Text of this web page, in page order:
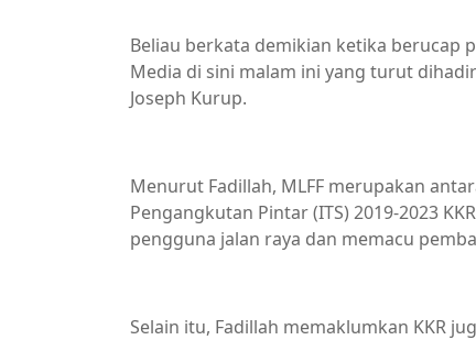
Beliau berkata demikian ketika berucap
Media di sini malam ini yang turut
Joseph Kurup.
Menurut Fadillah, MLFF merupakan
Pengangkutan Pintar (ITS) 2019-2023
pengguna jalan raya dan memacu
Selain itu, Fadillah memaklumkan KKR